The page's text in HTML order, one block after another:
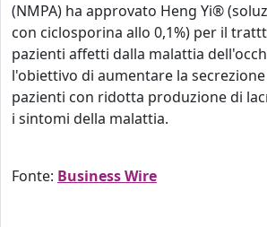
(NMPA) ha approvato Heng Yi®
con ciclosporina allo 0,1%) per il
pazienti affetti dalla malattia
l'obiettivo di aumentare la
pazienti con ridotta produzione di
i sintomi della malattia.
Fonte: Business Wire